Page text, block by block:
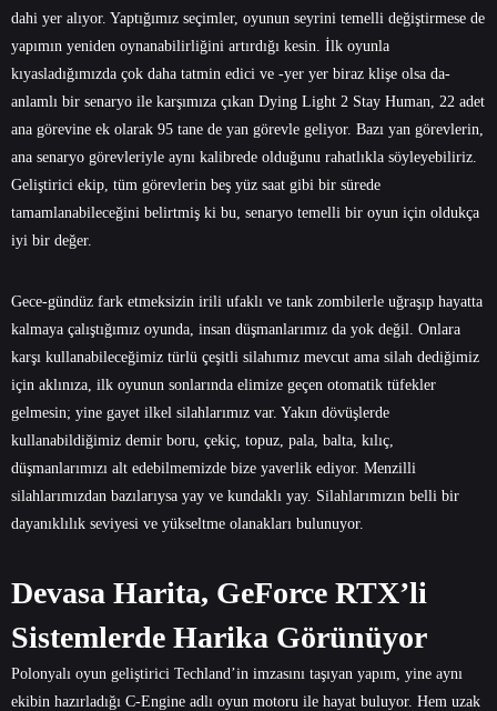
dahi yer alıyor. Yaptığımız seçimler, oyunun seyrini temelli değiştirmese de
yapımın yeniden oynanabilirliğini artırdığı kesin. İlk oyunla
kıyasladığımızda çok daha tatmin edici ve -yer yer biraz klişe olsa da-
anlamlı bir senaryo ile karşımıza çıkan Dying Light 2 Stay Human, 22 adet
ana görevine ek olarak 95 tane de yan görevle geliyor. Bazı yan görevlerin,
ana senaryo görevleriyle aynı kalibrede olduğunu rahatlıkla söyleyebiliriz.
Geliştirici ekip, tüm görevlerin beş yüz saat gibi bir sürede
tamamlanabileceğini belirtmiş ki bu, senaryo temelli bir oyun için oldukça
iyi bir değer.
Gece-gündüz fark etmeksizin irili ufaklı ve tank zombilerle uğraşıp hayatta
kalmaya çalıştığımız oyunda, insan düşmanlarımız da yok değil. Onlara
karşı kullanabileceğimiz türlü çeşitli silahımız mevcut ama silah dediğimiz
için aklınıza, ilk oyunun sonlarında elimize geçen otomatik tüfekler
gelmesin; yine gayet ilkel silahlarımız var. Yakın dövüşlerde
kullanabildiğimiz demir boru, çekiç, topuz, pala, balta, kılıç,
düşmanlarımızı alt edebilmemizde bize yaverlik ediyor. Menzilli
silahlarımızdan bazılarıysa yay ve kundaklı yay. Silahlarımızın belli bir
dayanıklılık seviyesi ve yükseltme olanakları bulunuyor.
Devasa Harita, GeForce RTX’li
Sistemlerde Harika Görünüyor
Polonyalı oyun geliştirici Techland’in imzasını taşıyan yapım, yine aynı
ekibin hazırladığı C-Engine adlı oyun motoru ile hayat buluyor. Hem uzak